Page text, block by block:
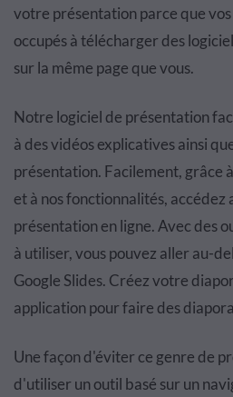
votre présentation parce que
occupés à télécharger des
sur la même page que vous.
Notre logiciel de présentation
à des vidéos explicatives ainsi
présentation. Facilement, grâce
et à nos fonctionnalités, accédez
présentation en ligne. Avec des
à utiliser, vous pouvez aller au-
Google Slides. Créez votre
application pour faire des
Une façon d'éviter ce genre de
d'utiliser un outil basé sur un